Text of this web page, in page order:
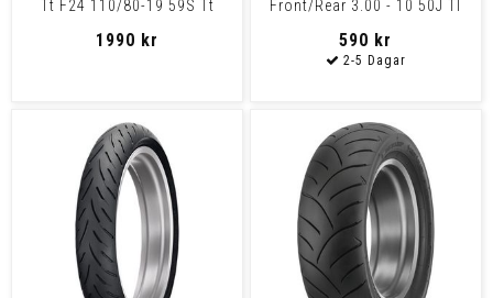
Tt F24 110/80-19 59S Tt
1990 kr
Front/Rear 3.00 - 10 50J Tl
590 kr